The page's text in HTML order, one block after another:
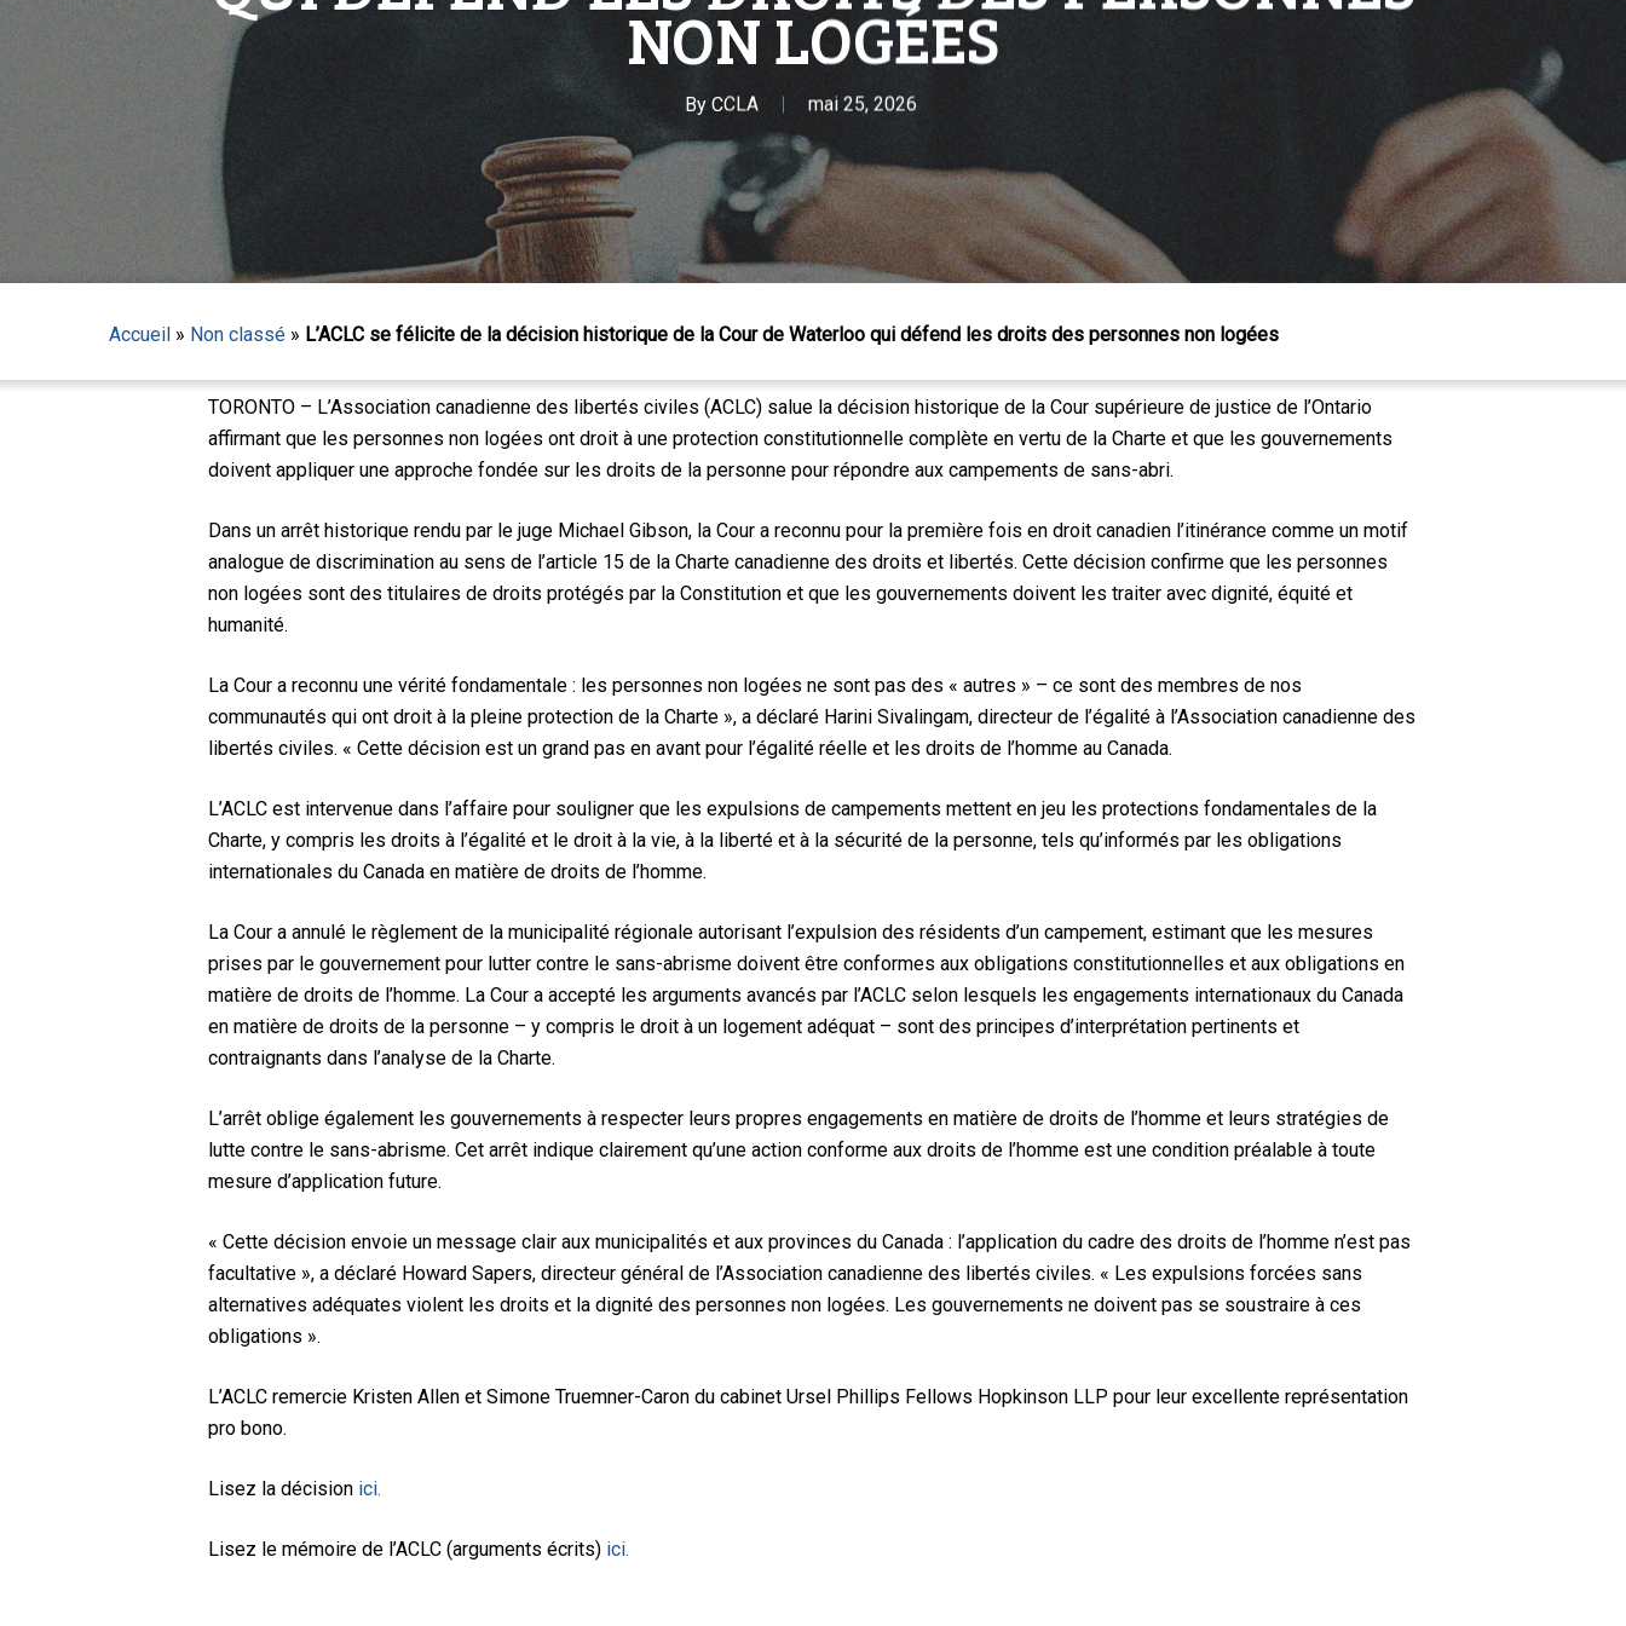
Appuyez sur Entrée pour lancer la recherche ou sur Échap pour fermer
NON LOGÉES
By CCLA mai 25, 2026
Accueil » Non classé » L’ACLC se félicite de la décision historique de la Cour de Waterloo qui défend les droits des personnes non logées
TORONTO – L’Association canadienne des libertés civiles (ACLC) salue la décision historique de la Cour supérieure de justice de l’Ontario
affirmant que les personnes non logées ont droit à une protection constitutionnelle complète en vertu de la Charte et que les gouvernements
doivent appliquer une approche fondée sur les droits de la personne pour répondre aux campements de sans-abri.
Dans un arrêt historique rendu par le juge Michael Gibson, la Cour a reconnu pour la première fois en droit canadien l’itinérance comme un motif
analogue de discrimination au sens de l’article 15 de la Charte canadienne des droits et libertés. Cette décision confirme que les personnes
non logées sont des titulaires de droits protégés par la Constitution et que les gouvernements doivent les traiter avec dignité, équité et
humanité.
La Cour a reconnu une vérité fondamentale : les personnes non logées ne sont pas des « autres » – ce sont des membres de nos
communautés qui ont droit à la pleine protection de la Charte », a déclaré Harini Sivalingam, directeur de l’égalité à l’Association canadienne des
libertés civiles. « Cette décision est un grand pas en avant pour l’égalité réelle et les droits de l’homme au Canada.
L’ACLC est intervenue dans l’affaire pour souligner que les expulsions de campements mettent en jeu les protections fondamentales de la
Charte, y compris les droits à l’égalité et le droit à la vie, à la liberté et à la sécurité de la personne, tels qu’informés par les obligations
internationales du Canada en matière de droits de l’homme.
La Cour a annulé le règlement de la municipalité régionale autorisant l’expulsion des résidents d’un campement, estimant que les mesures
prises par le gouvernement pour lutter contre le sans-abrisme doivent être conformes aux obligations constitutionnelles et aux obligations en
matière de droits de l’homme. La Cour a accepté les arguments avancés par l’ACLC selon lesquels les engagements internationaux du Canada
en matière de droits de la personne – y compris le droit à un logement adéquat – sont des principes d’interprétation pertinents et
contraignants dans l’analyse de la Charte.
L’arrêt oblige également les gouvernements à respecter leurs propres engagements en matière de droits de l’homme et leurs stratégies de
lutte contre le sans-abrisme. Cet arrêt indique clairement qu’une action conforme aux droits de l’homme est une condition préalable à toute
mesure d’application future.
« Cette décision envoie un message clair aux municipalités et aux provinces du Canada : l’application du cadre des droits de l’homme n’est pas
facultative », a déclaré Howard Sapers, directeur général de l’Association canadienne des libertés civiles. « Les expulsions forcées sans
alternatives adéquates violent les droits et la dignité des personnes non logées. Les gouvernements ne doivent pas se soustraire à ces
obligations ».
L’ACLC remercie Kristen Allen et Simone Truemner-Caron du cabinet Ursel Phillips Fellows Hopkinson LLP pour leur excellente représentation
pro bono.
Lisez la décision ici.
Lisez le mémoire de l’ACLC (arguments écrits) ici.